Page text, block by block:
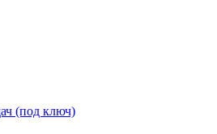
(под ключ)